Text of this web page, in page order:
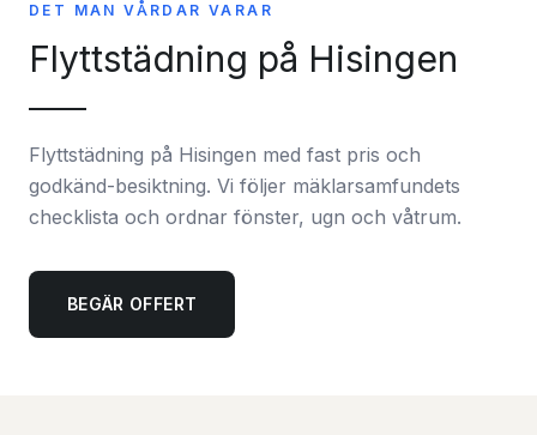
DET MAN VÅRDAR VARAR
Flyttstädning på Hisingen
Flyttstädning på Hisingen med fast pris och
godkänd-besiktning. Vi följer mäklarsamfundets
checklista och ordnar fönster, ugn och våtrum.
BEGÄR OFFERT